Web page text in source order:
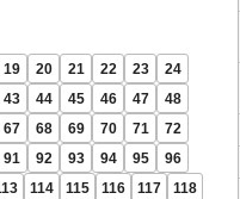
19 20 21 22 23
24
43 44 45 46 47
48
67 68 69 70 71
72
91 92 93 94 95
96
114 115 116 117
118